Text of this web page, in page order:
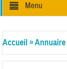
Menu
Accueil»Annuaire